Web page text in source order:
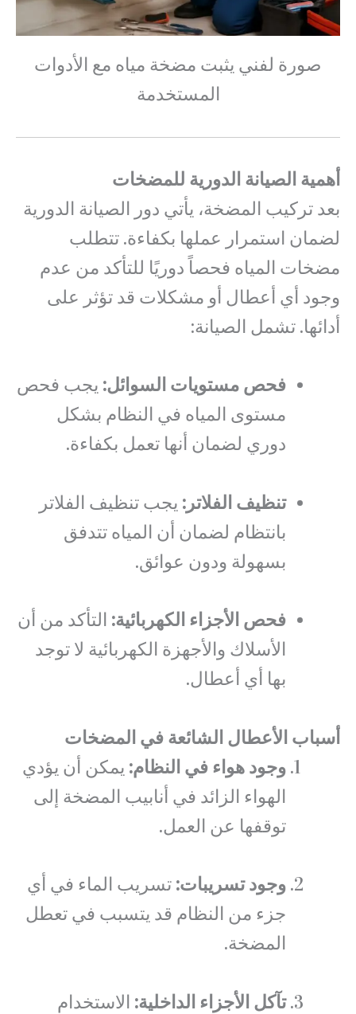
صورة لفني يثبت مضخة مياه مع الأدوات
المستخدمة
أهمية الصيانة الدورية للمضخات
بعد تركيب المضخة، يأتي دور الصيانة الدورية
لضمان استمرار عملها بكفاءة. تتطلب
مضخات المياه فحصاً دوريًا للتأكد من عدم
وجود أي أعطال أو مشكلات قد تؤثر على
أدائها. تشمل الصيانة:
فحص مستويات السوائل: يجب فحص
مستوى المياه في النظام بشكل
دوري لضمان أنها تعمل بكفاءة.
تنظيف الفلاتر: يجب تنظيف الفلاتر
بانتظام لضمان أن المياه تتدفق
بسهولة ودون عوائق.
فحص الأجزاء الكهربائية: التأكد من أن
الأسلاك والأجهزة الكهربائية لا توجد
بها أي أعطال.
أسباب الأعطال الشائعة في المضخات
وجود هواء في النظام: يمكن أن يؤدي
الهواء الزائد في أنابيب المضخة إلى
توقفها عن العمل.
وجود تسريبات: تسريب الماء في أي
جزء من النظام قد يتسبب في تعطل
المضخة.
تآكل الأجزاء الداخلية: الاستخدام